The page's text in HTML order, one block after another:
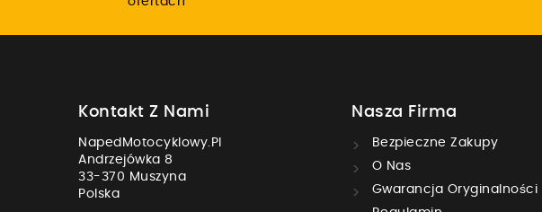
Kontakt Z Nami
NapedMotocyklowy.pl
Andrzejówka 8
33-370 Muszyna
Polska
Nasza Firma
Bezpieczne Zakupy
O Nas
Gwarancja Oryginalności